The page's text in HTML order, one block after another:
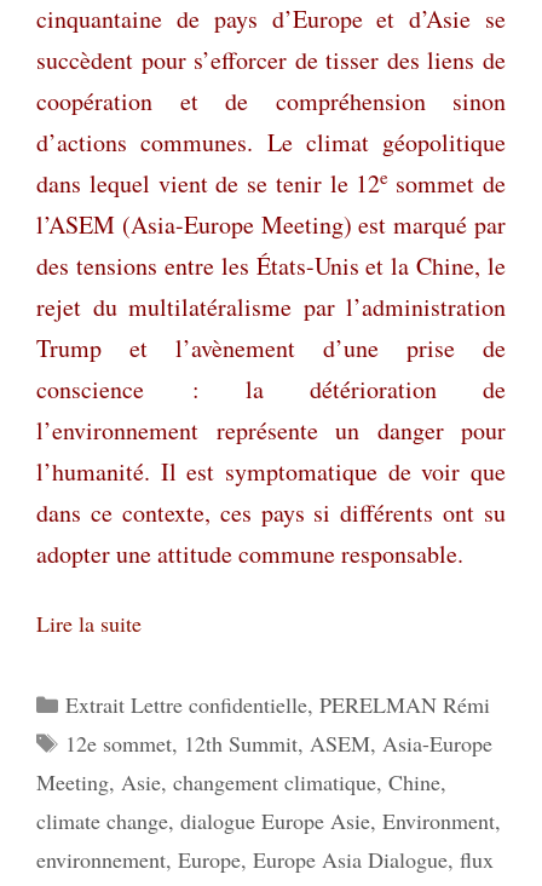
cinquantaine de pays d’Europe et d’Asie se
succèdent pour s’efforcer de tisser des liens de
coopération et de compréhension sinon
d’actions communes. Le climat géopolitique
dans lequel vient de se tenir le 12e sommet de
l’ASEM (Asia-Europe Meeting) est marqué par
des tensions entre les États-Unis et la Chine, le
rejet du multilatéralisme par l’administration
Trump et l’avènement d’une prise de
conscience : la détérioration de
l’environnement représente un danger pour
l’humanité. Il est symptomatique de voir que
dans ce contexte, ces pays si différents ont su
adopter une attitude commune responsable.
Lire la suite
Catégories
Extrait Lettre confidentielle, PERELMAN Rémi
Étiquettes
12e sommet, 12th Summit, ASEM, Asia-Europe
Meeting, Asie, changement climatique, Chine,
climate change, dialogue Europe Asie, Environment,
environnement, Europe, Europe Asia Dialogue, flux